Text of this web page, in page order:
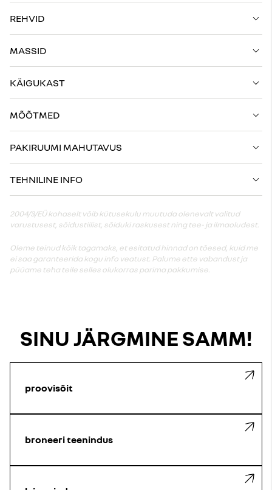
REHVID
MASSID
KÄIGUKAST
MÕÕTMED
PAKIRUUMI MAHUTAVUS
TEHNILINE INFO
2004/3/EÜ kohaselt võib kütusekulu muutuda olenevalt valitud
varustusest, sõidustiilist, sõiduki raskusest ning tee- ja ilmaoludest.
Oleme teinud kõik tagamaks, et esitatud hinnad on tõesed, kuid me
ei saa garanteerida kogu info veatust. Palume ette vabandust ja
püüame teha teile selles olukorras parima pakkumise.
SINU JÄRGMINE SAMM!
proovisõit
broneeri teenindus